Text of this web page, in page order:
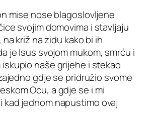
mise nose blagoslovljene
svojim domovima i stavljaju
križ na zidu kako bi ih
je Isus svojom mukom, smrću i
naše grijehe i stekao
gdje se pridružio svome
Ocu, a gdje se i mi
kad jednom napustimo ovaj